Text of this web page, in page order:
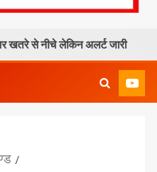
लेकिन अलर्ट जारी